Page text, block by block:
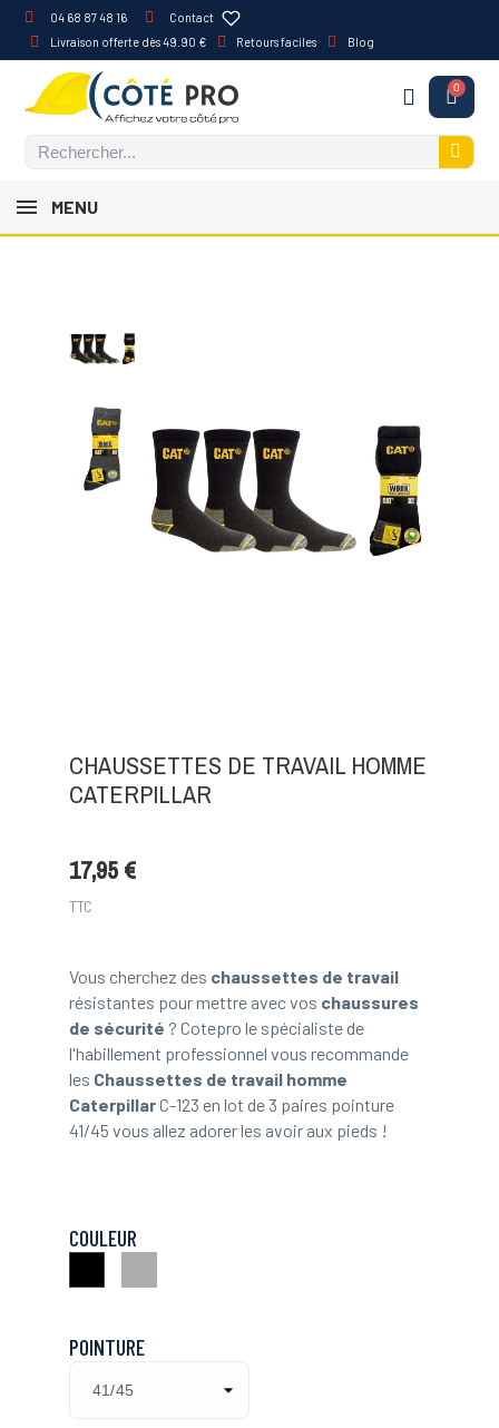
04 68 87 48 16
Contact
Livraison offerte dès 49.90 €
Retours faciles Blog
MENU
CHAUSSETTES DE TRAVAIL HOMME
CATERPILLAR
17,95 €
TTC
Vous cherchez des chaussettes de travail
résistantes pour mettre avec vos chaussures
de sécurité ? Cotepro le spécialiste de
l'habillement professionnel vous recommande
les Chaussettes de travail homme
CaterpillarC-123 en lot de 3 paires pointure
41/45 vous allez adorer les avoir aux pieds !
COULEUR
POINTURE